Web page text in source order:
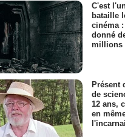
C'est
bataille
cinéma
donné
millions
Présent
de
12 ans,
en